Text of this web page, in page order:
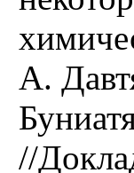
А.
//